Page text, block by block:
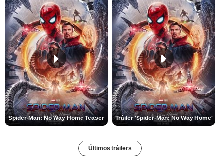
Spider-Man: No Way Home Teaser Tráiler 'Spider-Man: No Way Home'
Últimos tráilers